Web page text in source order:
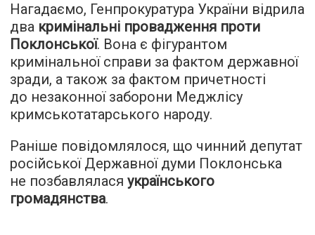
Нагадаємо, Генпрокуратура України відрила
два кримінальні провадження проти
Поклонської. Вона є фігурантом
кримінальної справи за фактом державної
зради, а також за фактом причетності
до незаконної заборони Меджлісу
кримськотатарського народу.
Раніше повідомлялося, що чинний депутат
російської Державної думи Поклонська
не позбавлялася українського
громадянства.